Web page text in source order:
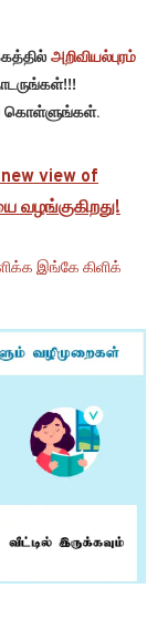
அறிவியல்புரம்
கொள்ளுங்கள்.
view of
வழங்குகிறது!
இங்கே கிளிக்